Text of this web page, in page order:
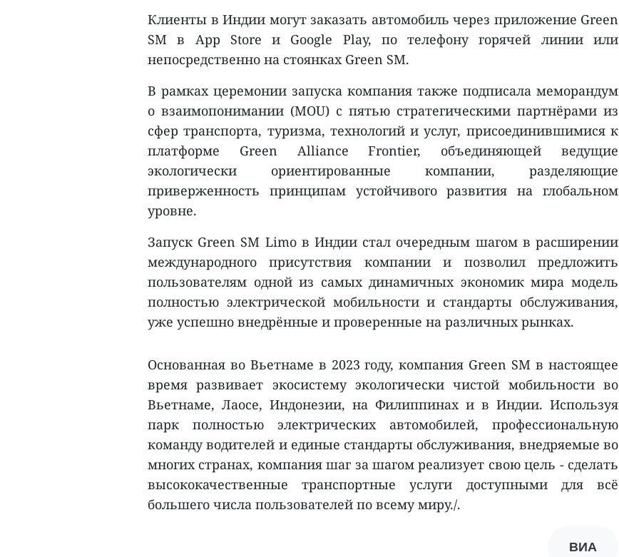
Клиенты в Индии могут заказать автомобиль через приложение Green
SM в App Store и Google Play, по телефону горячей линии или
непосредственно на стоянках Green SM.
В рамках церемонии запуска компания также подписала меморандум
о взаимопонимании (MOU) с пятью стратегическими партнёрами из
сфер транспорта, туризма, технологий и услуг, присоединившимися к
платформе Green Alliance Frontier, объединяющей ведущие
экологически ориентированные компании, разделяющие
приверженность принципам устойчивого развития на глобальном
уровне.
Запуск Green SM Limo в Индии стал очередным шагом в расширении
международного присутствия компании и позволил предложить
пользователям одной из самых динамичных экономик мира модель
полностью электрической мобильности и стандарты обслуживания,
уже успешно внедрённые и проверенные на различных рынках.
Основанная во Вьетнаме в 2023 году, компания Green SM в настоящее
время развивает экосистему экологически чистой мобильности во
Вьетнаме, Лаосе, Индонезии, на Филиппинах и в Индии. Используя
парк полностью электрических автомобилей, профессиональную
команду водителей и единые стандарты обслуживания, внедряемые во
многих странах, компания шаг за шагом реализует свою цель - сделать
высококачественные транспортные услуги доступными для всё
большего числа пользователей по всему миру./.
ВИА